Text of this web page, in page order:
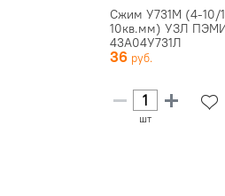
Сжим У731М (4-10/
10кв.мм) УЗЛ
43А04У731Л
36
шт